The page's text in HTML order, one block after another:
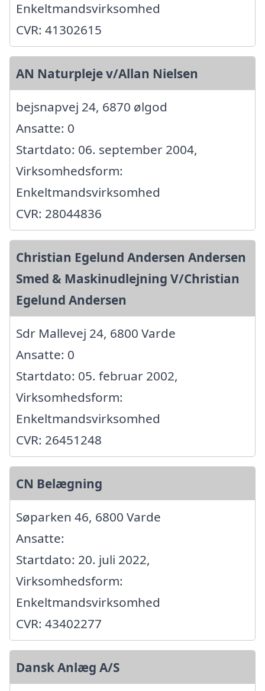
Enkeltmandsvirksomhed
CVR: 41302615
AN Naturpleje v/Allan Nielsen
bejsnapvej 24, 6870 ølgod
Ansatte: 0
Startdato: 06. september 2004,
Virksomhedsform:
Enkeltmandsvirksomhed
CVR: 28044836
Christian Egelund Andersen Andersen
Smed & Maskinudlejning V/Christian
Egelund Andersen
Sdr Mallevej 24, 6800 Varde
Ansatte: 0
Startdato: 05. februar 2002,
Virksomhedsform:
Enkeltmandsvirksomhed
CVR: 26451248
CN Belægning
Søparken 46, 6800 Varde
Ansatte:
Startdato: 20. juli 2022,
Virksomhedsform:
Enkeltmandsvirksomhed
CVR: 43402277
Dansk Anlæg A/S